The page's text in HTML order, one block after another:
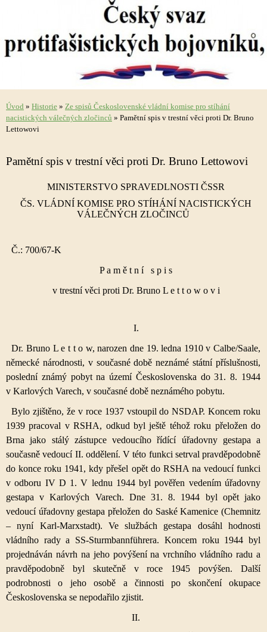
Úvod » Historie » Ze spisů Československé vládní komise pro stíhání
nacistických válečných zločinců » Pamětní spis v trestní věci proti Dr. Bruno
Lettowovi
Pamětní spis v trestní věci proti Dr. Bruno Lettowovi
MINISTERSTVO SPRAVEDLNOSTI ČSSR
ČS. VLÁDNÍ KOMISE PRO STÍHÁNÍ NACISTICKÝCH
VÁLEČNÝCH ZLOČINCŮ
Č.: 700/67-K
P a m ě t n í s p i s
v trestní věci proti Dr. Bruno L e t t o w o v i
I.
Dr. Bruno L e t t o w, narozen dne 19. ledna 1910 v Calbe/Saale,
německé národnosti, v současné době neznámé státní příslušnosti,
poslední známý pobyt na území Československa do 31. 8. 1944
v Karlových Varech, v současné době neznámého pobytu.
Bylo zjištěno, že v roce 1937 vstoupil do NSDAP. Koncem roku
1939 pracoval v RSHA, odkud byl ještě téhož roku přeložen do
Brna jako stálý zástupce vedoucího řídící úřadovny gestapa a
současně vedoucí II. oddělení. V této funkci setrval pravděpodobně
do konce roku 1941, kdy přešel opět do RSHA na vedoucí funkci
v odboru IV D 1. V lednu 1944 byl pověřen vedením úřadovny
gestapa v Karlových Varech. Dne 31. 8. 1944 byl opět jako
vedoucí úřadovny gestapa přeložen do Saské Kamenice (Chemnitz
– nyní Karl-Marxstadt). Ve službách gestapa dosáhl hodnosti
vládního rady a SS-Sturmbannführera. Koncem roku 1944 byl
projednáván návrh na jeho povýšení na vrchního vládního radu a
pravděpodobně byl skutečně v roce 1945 povýšen. Další
podrobnosti o jeho osobě a činnosti po skončení okupace
Československa se nepodařilo zjistit.
II.